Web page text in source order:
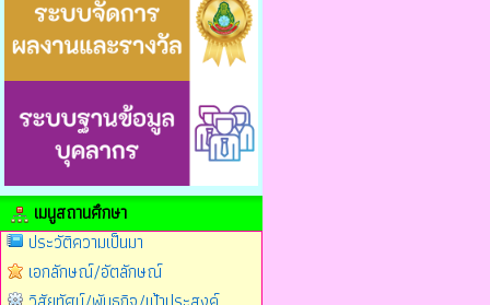
เมนูสถานศึกษา
ประวัติความเป็นมา
เอกลักษณ์/อัตลักษณ์